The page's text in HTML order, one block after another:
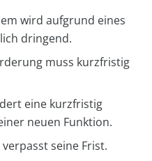
wird aufgrund eines
dringend.
muss kurzfristig
eine kurzfristig
neuen Funktion.
seine Frist.